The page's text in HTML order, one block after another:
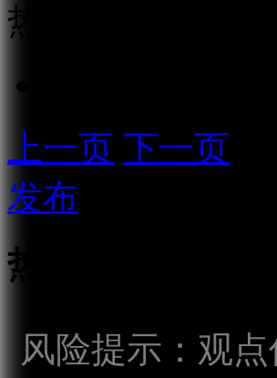
热门话题
上一页 下一页
发布
热点话题
风险提示：观